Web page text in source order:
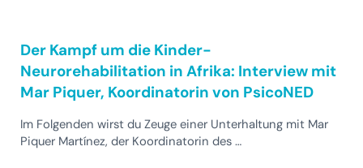
Der Kampf um die Kinder-
Neurorehabilitation in Afrika: Interview mit
Mar Piquer, Koordinatorin von PsicoNED
Im Folgenden wirst du Zeuge einer Unterhaltung mit Mar
Piquer Martínez, der Koordinatorin des …